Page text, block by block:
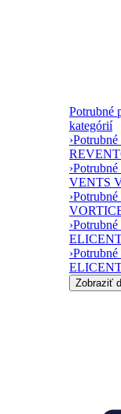
Potrubné
kategórií
›
›
VENTS
›
›
›
Zobraziť